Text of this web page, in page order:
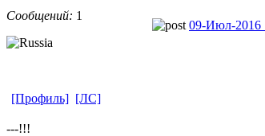
Сообщений: 1
09-Июл-2016
[Профиль] [ЛС]
---!!!